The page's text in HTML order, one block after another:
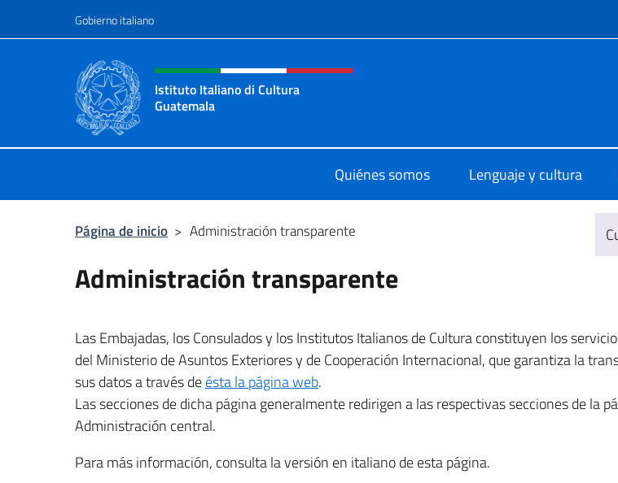
Gobierno italiano
Encabezado del sitio web, redes sociales y
Istituto Italiano di Cultura
Guatemala
Quiénes somos Lenguaje y cultura
Página de inicio > Administración transparente
Administración transparente
Las Embajadas, los Consulados y los Institutos Italianos de Cultura constituyen los
del Ministerio de Asuntos Exteriores y de Cooperación Internacional, que garantiza la
sus datos a través deésta la página web.
Las secciones de dicha página generalmente redirigen a las respectivas secciones de la
Administración central.
Para más información, consulta la versión en italiano de esta página.